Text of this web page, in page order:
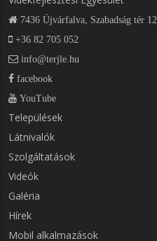
7436 Újvárfalva, Szabadság tér 12.
+36 82 705 052
info@terjle.hu
facebook
YouTube
LÁBLÉC
MENÜK
Települések
Látnivalók
Szolgáltatások
Videók
Galéria
Hírek
Mobil alkalmazások